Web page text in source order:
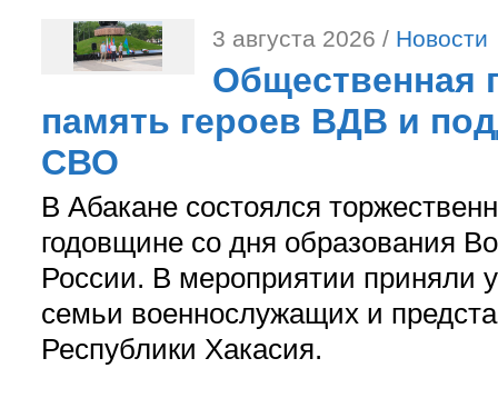
3 августа 2026 / Новости
Общественная
память героев ВДВ и
СВО
В Абакане состоялся
годовщине со дня образования
России. В мероприятии приняли
семьи военнослужащих и
Республики Хакасия.